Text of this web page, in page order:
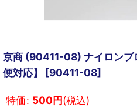
京商 (90411-08) ナイロンプ
便対応】 [90411-08]
特価: 500円(税込)